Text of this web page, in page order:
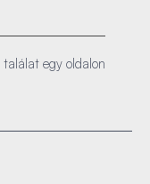
találat egy oldalon